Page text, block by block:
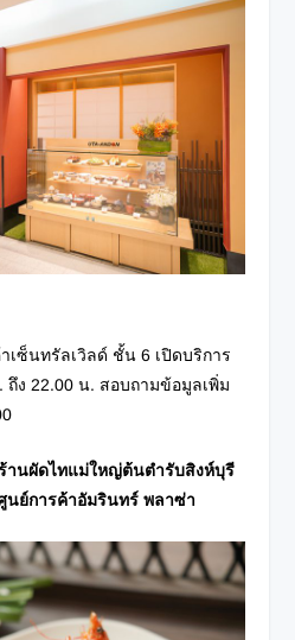
ซ็นทรัลเวิลด์ ชั้น 6 เปิดบริการ
ถึง 22.00 น. สอบถามข้อมูลเพิ่ม
านผัดไทแม่ใหญ่ต้นตำรับสิงห์บุรี
นย์การค้าอัมรินทร์ พลาซ่า